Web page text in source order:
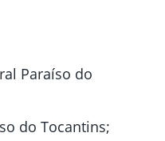
Paraíso do
do Tocantins;